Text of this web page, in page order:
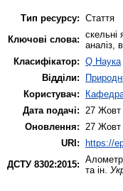
Тип ресурсу: Стаття
Ключові слова: скельні
аналіз,
Класифікатор: Q Наука
Відділи:
Користувач:
Кафедра
Дата подачі:
27 Жовт
Оновлення:
27 Жовт
URI: https://
ДСТУ 8302:2015:
та ін.